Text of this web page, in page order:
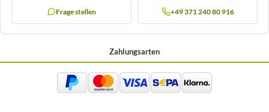
Frage stellen +49 371 240 80 916
Zahlungsarten